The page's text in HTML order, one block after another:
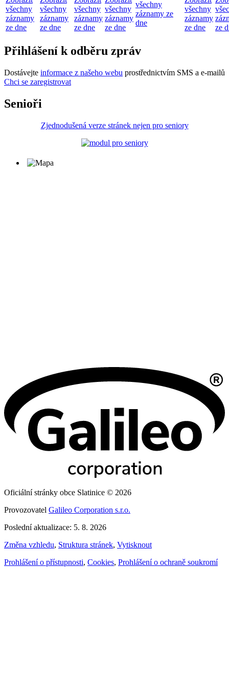
všechny
záznamy
ze dne
všechny
záznamy
ze dne
všechny
záznamy
ze dne
všechny
záznamy
ze dne
všechny
záznamy ze
dne
všechny
záznamy
ze dne
ze
Přihlášení k odběru zpráv
Dostávejte informace z našeho webu prostřednictvím SMS a e-mailů
Chci se zaregistrovat
Senioři
Zjednodušená verze stránek nejen pro seniory
Oficiální stránky obce Slatinice © 2026
Provozovatel Galileo Corporation s.r.o.
Poslední aktualizace: 5. 8. 2026
Změna vzhledu, Struktura stránek, Vytisknout
Prohlášení o přístupnosti, Cookies, Prohlášení o ochraně soukromí